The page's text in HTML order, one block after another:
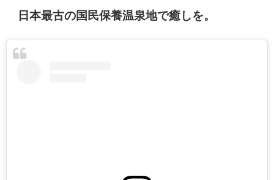
日本最古の国民保養温泉地で癒しを。